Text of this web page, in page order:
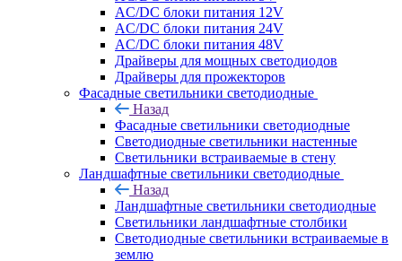
AC/DC блоки питания 12V
AC/DC блоки питания 24V
AC/DC блоки питания 48V
Драйверы для мощных светодиодов
Драйверы для прожекторов
Фасадные светильники светодиодные
Назад
Фасадные светильники светодиодные
Светодиодные светильники настенные
Светильники встраиваемые в стену
Ландшафтные светильники светодиодные
Назад
Ландшафтные светильники светодиодные
Светильники ландшафтные столбики
Светодиодные светильники встраиваемые в
землю